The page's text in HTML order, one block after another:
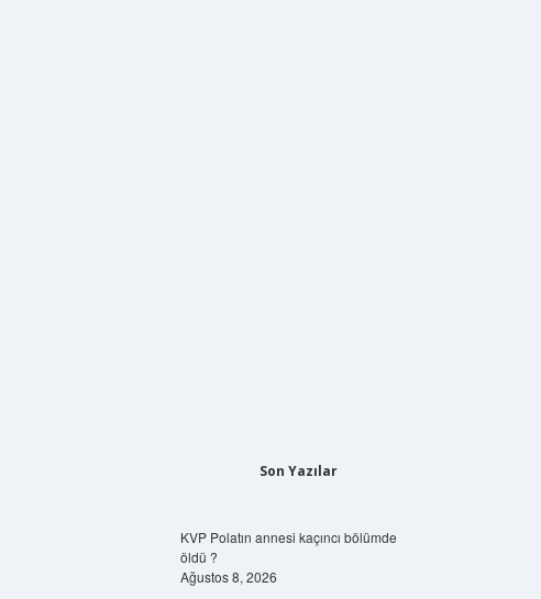
Son Yazılar
KVP Polatın annesi kaçıncı bölümde
öldü ?
Ağustos 8, 2026